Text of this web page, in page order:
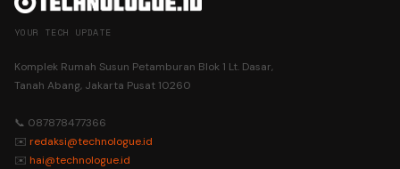
YOUR TECH UPDATE
Komplek Rumah Susun Petamburan Blok 1 Lt. Dasar,
Tanah Abang, Jakarta Pusat 10260
📞 087878477366
✉️ redaksi@technologue.id
✉️ hai@technologue.id